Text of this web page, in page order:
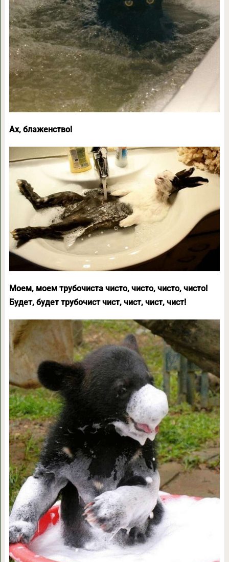
Ах, блаженство!
Моем, моем трубочиста чисто, чисто, чисто, чисто!
Будет, будет трубочист чист, чист, чист, чист!